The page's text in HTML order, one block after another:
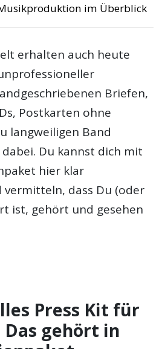
im Überblick
erhalten auch heute
Briefen,
Postkarten ohne
langweiligen Band
Du kannst dich mit
hier klar
dass Du (oder
ist, gehört und gesehen
Press Kit für
gehört in